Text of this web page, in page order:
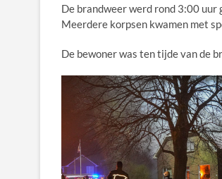
De brandweer werd rond 3:00 uur
Meerdere korpsen kwamen met
De bewoner was ten tijde van de